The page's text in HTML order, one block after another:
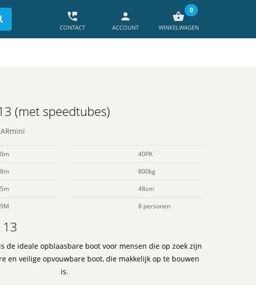
perm_phone_msg
CONTACT
person
ACCOUNT
shopping_basket
WINKELWAGEN
0
(met speedtubes)
40PK
800kg
48cm
8 personen
13
de ideale opblaasbare boot voor mensen die op zoek zijn
en veilige opvouwbare boot, die makkelijk op te bouwen
is.